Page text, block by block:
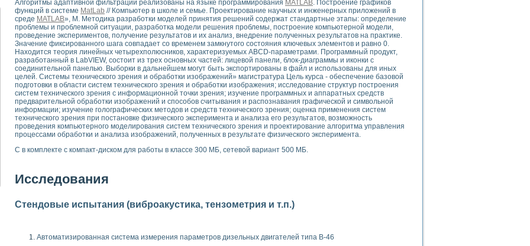
модуля с высоким разрешением для создания SPICE- модели импульсного сигнала
радиолокационного сигнала и его FFT анализ в программной среде Lab VIEW 7.1
уравнений состояния для исследования переходных процессов в среде LabVIEW
для устройства сбора данных NI USB-6009
стенда для измерения относительного остаточного электросопротивления (RRR) сверхпроводников
построения картины возбуждения комбинационных колебаний в пространстве Ван Дер Поля
показателей качества электрической энергии
управления источником питания PSP 2010 фирмы GW INSTEK
амперных характеристик солнечных модулей на базе USB-6008
нано-, фемто-, биотехнологии и мехатроника
по измерению временных характеристик реверсивных сред
комплекс на базе LabVIEW для исследования наноструктур
и оптимизации тепловой обработки биопродуктов с применением современных информационных технологий и программных средств
функциональных возможностей алгоритма полигармонической экстраполяции
экономичного виртуального полярографа на основе платы USB 6008 в среде LabVIEW
макрочастиц в упорядоченных плазменно-пылевых структурах
диагностики крови
сверхпроводящим соленоидом с биквадрантным источником тока
цвета модели CIE L*a*b с использованием LabVIEW
Алгоритмы адаптивной фильтрации реализованы на языке программирования MATLAB . Построение графиков
функций в системе MatLab // Компьютер в школе и семье. Проектирование научных и инженерных приложений в
среде MATLAB», М. Методика разработки моделей принятия решений содержат стандартные этапы: определение
проблемы и проблемной ситуации, разработка модели решения проблемы, построение компьютерной модели,
проведение экспериментов, получение результатов и их анализ, внедрение полученных результатов на практике.
Значение фиксированного шага совпадает со временем замкнутого состояния ключевых элементов и равно 0.
Находится теория линейных четырехполюсников, характеризуемых ABCD-параметрами. Программный продукт,
разработанный в LabVIEW, состоит из трех основных частей: лицевой панели, блок-диаграммы и иконки с
соединительной панелью. Выборки в дальнейшем могут быть экспортированы в файл и использованы для иных
целей. Системы технического зрения и обработки изображений» магистратура Цель курса - обеспечение базовой
подготовки в области систем технического зрения и обработки изображения; исследование структур построения
систем технического зрения с информационной точки зрения; изучение программных и аппаратных средств
предварительной обработки изображений и способов считывания и распознавания графической и символьной
информации; изучение голографических методов и средств технического зрения; оценка применения систем
технического зрения при постановке физического эксперимента и анализа его результатов, возможность
проведения компьютерного моделирования систем технического зрения и проектирование алгоритма управления
процессами обработки и анализа изображений, полученных в результате физического эксперимента.
С в комплекте с компакт-диском для работы в классе 300 МБ, сетевой вариант 500 МБ.
Исследования
Стендовые испытания (виброакустика, тензометрия и т.п.)
Автоматизированная система измерения параметров дизельных двигателей типа В-46